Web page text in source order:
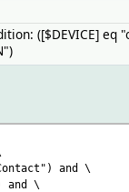
([$DEVICE] eq
and \
and \